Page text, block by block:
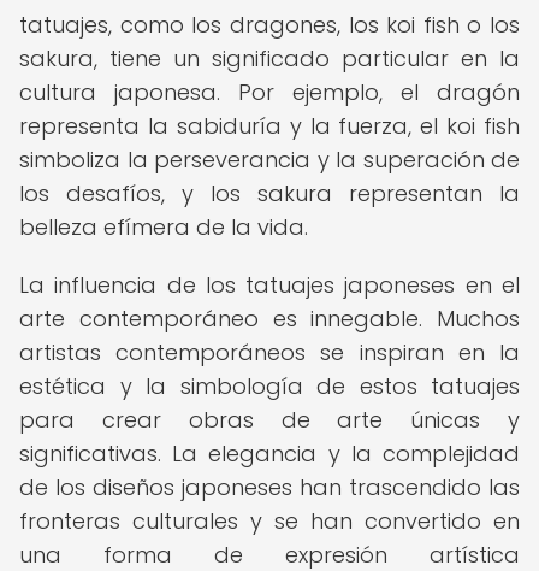
tatuajes, como los dragones, los koi fish o los
sakura, tiene un significado particular en la
cultura japonesa. Por ejemplo, el dragón
representa la sabiduría y la fuerza, el koi fish
simboliza la perseverancia y la superación de
los desafíos, y los sakura representan la
belleza efímera de la vida.
La influencia de los tatuajes japoneses en el
arte contemporáneo es innegable. Muchos
artistas contemporáneos se inspiran en la
estética y la simbología de estos tatuajes
para crear obras de arte únicas y
significativas. La elegancia y la complejidad
de los diseños japoneses han trascendido las
fronteras culturales y se han convertido en
una forma de expresión artística